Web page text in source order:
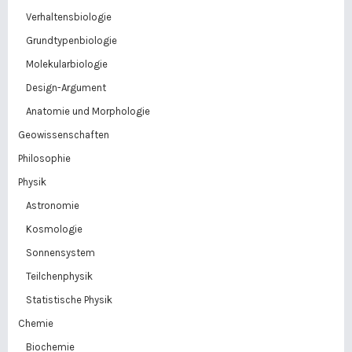
Verhaltensbiologie
Grundtypenbiologie
Molekularbiologie
Design-Argument
Anatomie und Morphologie
Geowissenschaften
Philosophie
Physik
Astronomie
Kosmologie
Sonnensystem
Teilchenphysik
Statistische Physik
Chemie
Biochemie